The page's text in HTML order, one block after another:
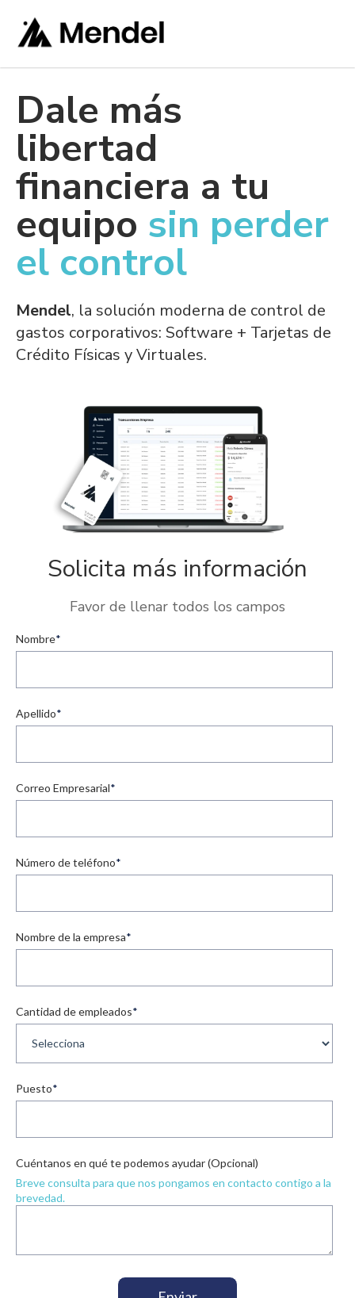
Dale más
libertad
financiera a tu
equipo sin perder
el control
Mendel, la solución moderna de control de
gastos corporativos: Software + Tarjetas de
Crédito Físicas y Virtuales.
Solicita más información
Favor de llenar todos los campos
Nombre*
Apellido*
Correo Empresarial*
Número de teléfono*
Nombre de la empresa*
Cantidad de empleados*
Puesto*
Cuéntanos en qué te podemos ayudar (Opcional)
Breve consulta para que nos pongamos en contacto contigo a la
brevedad.